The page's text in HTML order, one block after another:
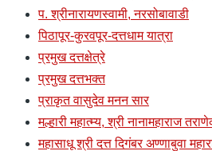
प. श्रीनारायणस्वामी, नरसोबावाडी
पिठापूर-कुरवपूर-दत्तधाम यात्रा
प्रमुख दत्तक्षेत्रे
प्रमुख दत्तभक्त
प्राकृत वासुदेव मनन सार
मल्हारी महात्म्य, श्री नानामहाराज
महासाधू श्री दत्त दिगंबर अण्णाबुवा